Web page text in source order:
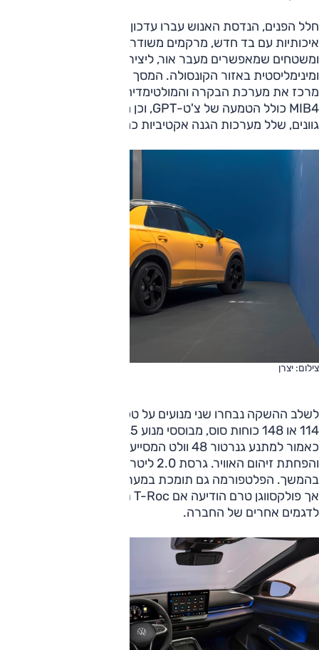
חלל הפנים, הנדסת האנוש עברו עדכון במספר שכבות. תרכובות
איכותיות עם בד חדש, מרקמים משודרגים ללוח המחוונים
ומשטחים שמאפשרים מעבר אור, ליצירת אווירה נקייה
מרכז את מערכת הבקרה והמולטימדיה ומאחוריו מערכת הפעלה
גוונים, שלל מערכות הגנה אקטיביות כמיטב המסורת.
צילום: יצרן
לשלב ההשקה נבחרו שני מנועים על טכנולוגיה היברידית מתונה:
כאמור למתנע גנרטור 48 וולט המסייע מעט בצריכת הדלק
והפחתת זיהום האוויר. גרסת 2.0 ליטר עם הנעה כפולה תוצע
בהמשך. הפלטפורמה גם תומכת במערכות פלאג-אין היברידיות,
אך פולקסווגן טרם הודיעה אם T-Roc תציע אפשרות זו בדומה
לדגמים אחרים של החברה.